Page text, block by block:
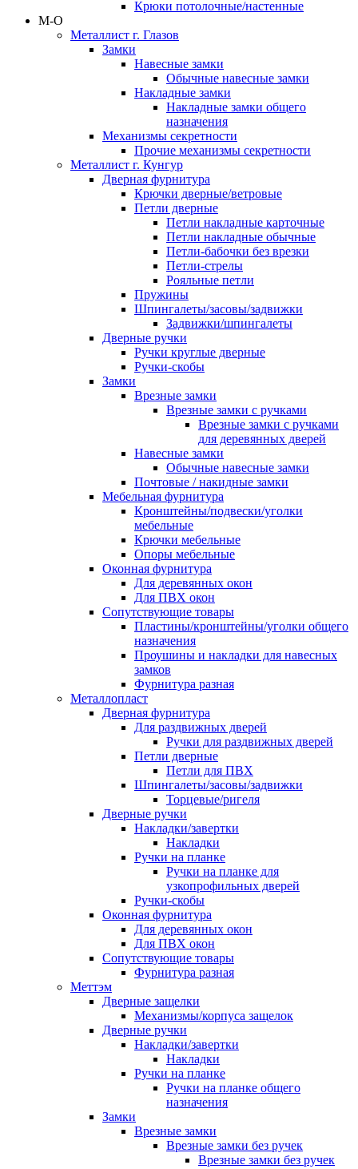
Крюки потолочные/настенные
М-О
Металлист г. Глазов
Замки
Навесные замки
Обычные навесные замки
Накладные замки
Накладные замки общего
назначения
Механизмы секретности
Прочие механизмы секретности
Металлист г. Кунгур
Дверная фурнитура
Крючки дверные/ветровые
Петли дверные
Петли накладные карточные
Петли накладные обычные
Петли-бабочки без врезки
Петли-стрелы
Рояльные петли
Пружины
Шпингалеты/засовы/задвижки
Задвижки/шпингалеты
Дверные ручки
Ручки круглые дверные
Ручки-скобы
Замки
Врезные замки
Врезные замки с ручками
Врезные замки с ручками
для деревянных дверей
Навесные замки
Обычные навесные замки
Почтовые / накидные замки
Мебельная фурнитура
Кронштейны/подвески/уголки
мебельные
Крючки мебельные
Опоры мебельные
Оконная фурнитура
Для деревянных окон
Для ПВХ окон
Сопутствующие товары
Пластины/кронштейны/уголки общего
назначения
Проушины и накладки для навесных
замков
Фурнитура разная
Металлопласт
Дверная фурнитура
Для раздвижных дверей
Ручки для раздвижных дверей
Петли дверные
Петли для ПВХ
Шпингалеты/засовы/задвижки
Торцевые/ригеля
Дверные ручки
Накладки/завертки
Накладки
Ручки на планке
Ручки на планке для
узкопрофильных дверей
Ручки-скобы
Оконная фурнитура
Для деревянных окон
Для ПВХ окон
Сопутствующие товары
Фурнитура разная
Меттэм
Дверные защелки
Механизмы/корпуса защелок
Дверные ручки
Накладки/завертки
Накладки
Ручки на планке
Ручки на планке общего
назначения
Замки
Врезные замки
Врезные замки без ручек
Врезные замки без ручек